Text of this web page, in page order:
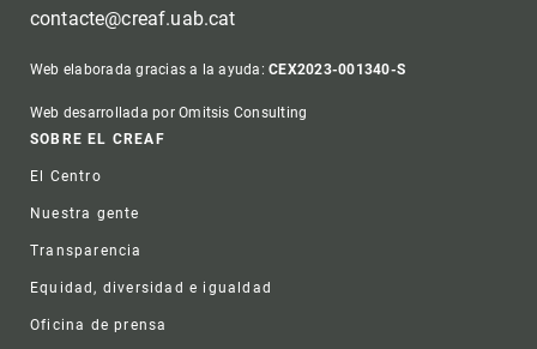
contacte@creaf.uab.cat
Web elaborada gracias a la ayuda:CEX2023-001340-S
Web desarrollada por Omitsis Consulting
Footer
SOBRE EL CREAF
El Centro
Nuestra gente
Transparencia
Equidad, diversidad e igualdad
Oficina de prensa